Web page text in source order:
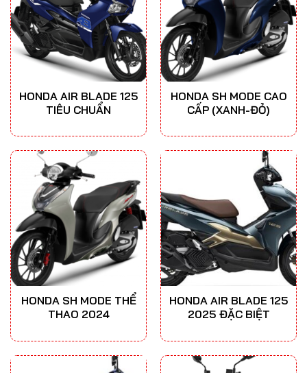
HONDA AIR BLADE 125
TIÊU CHUẨN
HONDA SH MODE CAO
CẤP (XANH-ĐỎ)
HONDA SH MODE THỂ
THAO 2024
HONDA AIR BLADE 125
2025 ĐẶC BIỆT